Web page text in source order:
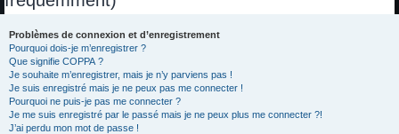
Problèmes de connexion et d’enregistrement
Pourquoi dois-je m’enregistrer ?
Que signifie COPPA ?
Je souhaite m’enregistrer, mais je n’y parviens pas !
Je suis enregistré mais je ne peux pas me connecter !
Pourquoi ne puis-je pas me connecter ?
Je me suis enregistré par le passé mais je ne peux plus me connecter ?!
J’ai perdu mon mot de passe !